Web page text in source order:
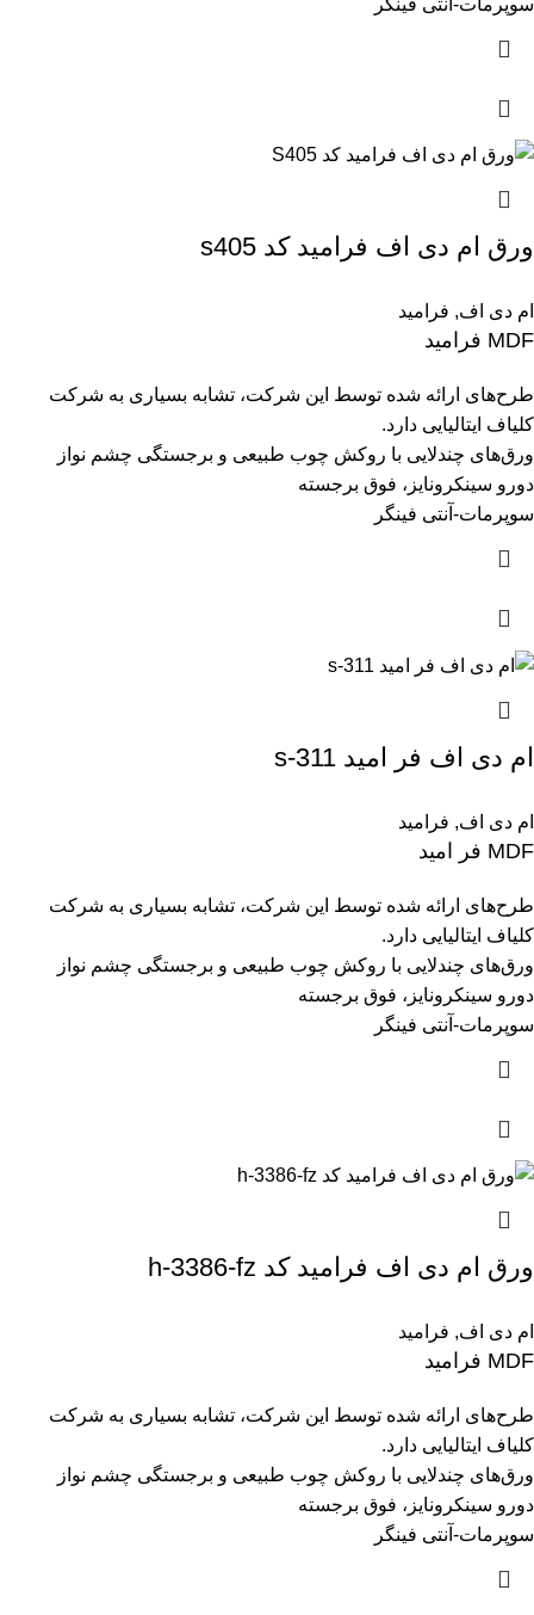
سوپرمات-آنتی فینگر
ورق ام دی اف فرامید کد s405
ام دی اف, فرامید
MDF فرامید
طرح‌های ارائه شده توسط این شرکت، تشابه بسیاری به شرکت
کلیاف ایتالیایی دارد.
ورق‌های چندلایی با روکش چوب طبیعی و برجستگی چشم نواز
دورو سینکرونایز، فوق برجسته
سوپرمات-آنتی فینگر
ام دی اف فر امید s-311
ام دی اف, فرامید
MDF فر امید
طرح‌های ارائه شده توسط این شرکت، تشابه بسیاری به شرکت
کلیاف ایتالیایی دارد.
ورق‌های چندلایی با روکش چوب طبیعی و برجستگی چشم نواز
دورو سینکرونایز، فوق برجسته
سوپرمات-آنتی فینگر
ورق ام دی اف فرامید کد h-3386-fz
ام دی اف, فرامید
MDF فرامید
طرح‌های ارائه شده توسط این شرکت، تشابه بسیاری به شرکت
کلیاف ایتالیایی دارد.
ورق‌های چندلایی با روکش چوب طبیعی و برجستگی چشم نواز
دورو سینکرونایز، فوق برجسته
سوپرمات-آنتی فینگر